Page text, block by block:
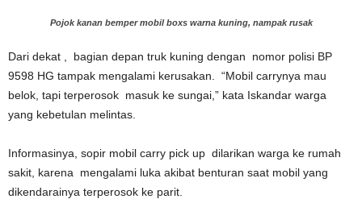
Pojok kanan bemper mobil boxs warna kuning, nampak rusak
Dari dekat , bagian depan truk kuning dengan nomor polisi BP
9598 HG tampak mengalami kerusakan. “Mobil carrynya mau
belok, tapi terperosok masuk ke sungai,” kata Iskandar warga
yang kebetulan melintas.
Informasinya, sopir mobil carry pick up dilarikan warga ke rumah
sakit, karena mengalami luka akibat benturan saat mobil yang
dikendarainya terperosok ke parit.